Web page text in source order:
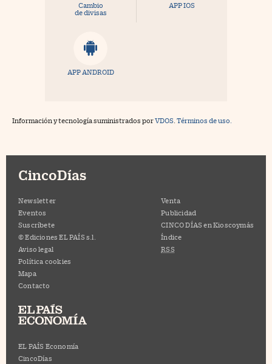
Cambio
de divisas
APP IOS
APP ANDROID
Información y tecnología suministrados porVDOS Términos de uso.
CincoDías
Newsletter
Eventos
Suscríbete
© Ediciones EL PAÍS s.l.
Aviso legal
Política cookies
Mapa
Contacto
Venta
Publicidad
CINCO DÍAS en Kioscoymás
Índice
RSS
EL PAÍS Economía
CincoDías